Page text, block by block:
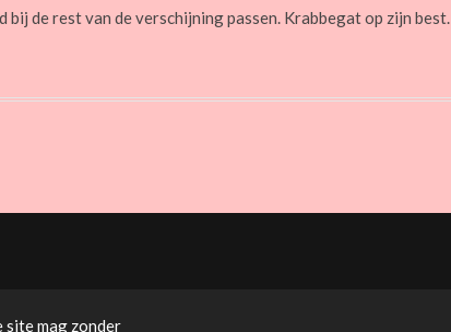
bij de rest van de verschijning passen. Krabbegat op zijn best.
mag zonder